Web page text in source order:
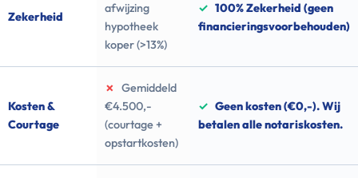
Zekerheid
afwijzing
hypotheek
koper (>13%)
✓ 100% Zekerheid (geen
financieringsvoorbehouden)
Kosten &
Courtage
✗
Gemiddeld
€4.500,-
(courtage +
opstartkosten)
✓ Geen kosten (€0,-). Wij
betalen alle notariskosten.